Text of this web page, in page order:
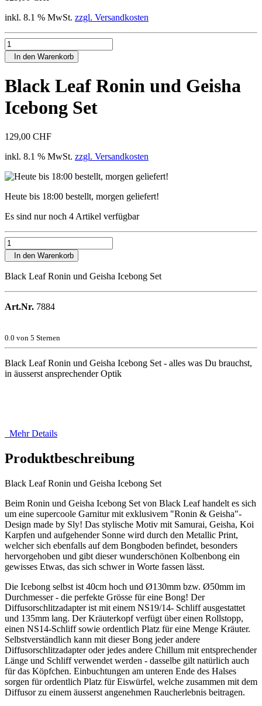
inkl. 8.1 % MwSt. zzgl. Versandkosten
In den Warenkorb
Black Leaf Ronin und Geisha
Icebong Set
129,00 CHF
inkl. 8.1 % MwSt. zzgl. Versandkosten
Heute bis 18:00 bestellt, morgen geliefert!
Es sind nur noch 4 Artikel verfügbar
In den Warenkorb
Black Leaf Ronin und Geisha Icebong Set
Art.Nr. 7884
0.0 von 5 Sternen
Black Leaf Ronin und Geisha Icebong Set - alles was Du brauchst,
in äusserst ansprechender Optik
Mehr Details
Produktbeschreibung
Black Leaf Ronin und Geisha Icebong Set
Beim Ronin und Geisha Icebong Set von Black Leaf handelt es sich
um eine supercoole Garnitur mit exklusivem "Ronin & Geisha"-
Design made by Sly! Das stylische Motiv mit Samurai, Geisha, Koi
Karpfen und aufgehender Sonne wird durch den Metallic Print,
welcher sich ebenfalls auf dem Bongboden befindet, besonders
hervorgehoben und gibt dieser wunderschönen Kolbenbong ein
gewisses Etwas, das sich schwer in Worte fassen lässt.
Die Icebong selbst ist 40cm hoch und Ø130mm bzw. Ø50mm im
Durchmesser - die perfekte Grösse für eine Bong! Der
Diffusorschlitzadapter ist mit einem NS19/14- Schliff ausgestattet
und 135mm lang. Der Kräuterkopf verfügt über einen Rollstopp,
einen NS14-Schliff sowie ordentlich Platz für eine Menge Kräuter.
Selbstverständlich kann mit dieser Bong jeder andere
Diffusorschlitzadapter oder jedes andere Chillum mit entsprechender
Länge und Schliff verwendet werden - dasselbe gilt natürlich auch
für das Köpfchen. Einbuchtungen am unteren Ende des Halses
sorgen für ordentlich Platz für Eiswürfel, welche zusammen mit dem
Diffusor zu einem äusserst angenehmen Raucherlebnis beitragen.